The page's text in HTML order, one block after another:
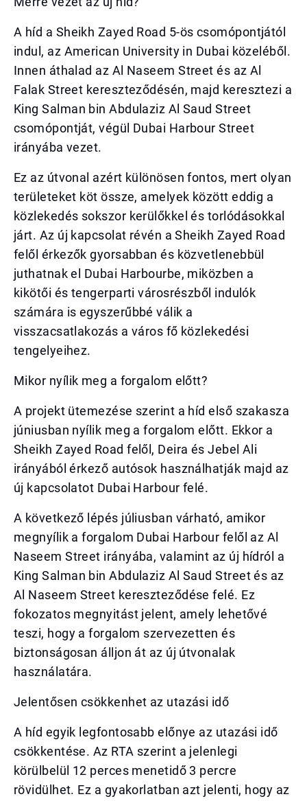
A híd a Sheikh Zayed Road 5-ös csomópontjától
indul, az American University in Dubai közeléből.
Innen áthalad az Al Naseem Street és az Al
Falak Street kereszteződésén, majd keresztezi a
King Salman bin Abdulaziz Al Saud Street
csomópontját, végül Dubai Harbour Street
irányába vezet.
Ez az útvonal azért különösen fontos, mert olyan
területeket köt össze, amelyek között eddig a
közlekedés sokszor kerülőkkel és torlódásokkal
járt. Az új kapcsolat révén a Sheikh Zayed Road
felől érkezők gyorsabban és közvetlenebbül
juthatnak el Dubai Harbourbe, miközben a
kikötői és tengerparti városrészből indulók
számára is egyszerűbbé válik a
visszacsatlakozás a város fő közlekedési
tengelyeihez.
Mikor nyílik meg a forgalom előtt?
A projekt ütemezése szerint a híd első szakasza
júniusban nyílik meg a forgalom előtt. Ekkor a
Sheikh Zayed Road felől, Deira és Jebel Ali
irányából érkező autósok használhatják majd az
új kapcsolatot Dubai Harbour felé.
A következő lépés júliusban várható, amikor
megnyílik a forgalom Dubai Harbour felől az Al
Naseem Street irányába, valamint az új hídról a
King Salman bin Abdulaziz Al Saud Street és az
Al Naseem Street kereszteződése felé. Ez
fokozatos megnyitást jelent, amely lehetővé
teszi, hogy a forgalom szervezetten és
biztonságosan álljon át az új útvonalak
használatára.
Jelentősen csökkenhet az utazási idő
A híd egyik legfontosabb előnye az utazási idő
csökkentése. Az RTA szerint a jelenlegi
körülbelül 12 perces menetidő 3 percre
rövidülhet. Ez a gyakorlatban azt jelenti, hogy az